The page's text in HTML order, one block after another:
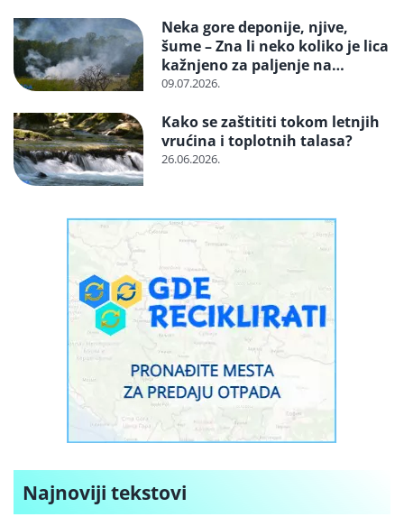
Neka gore deponije, njive,
šume – Zna li neko koliko je lica
kažnjeno za paljenje na
otvorenom
09.07.2026.
Kako se zaštititi tokom letnjih
vrućina i toplotnih talasa?
26.06.2026.
Najnoviji tekstovi